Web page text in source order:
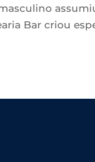
Bar criou